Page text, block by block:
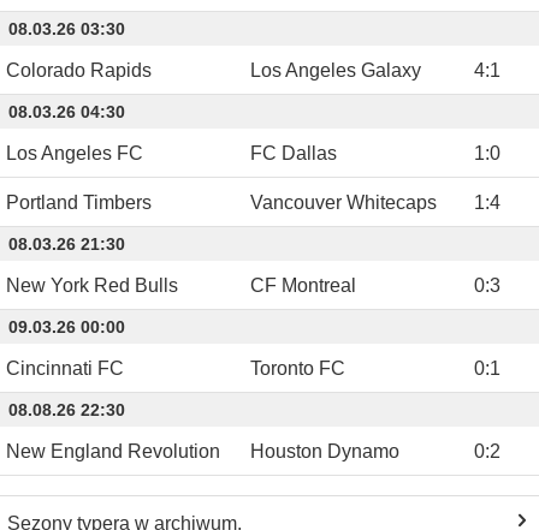
08.03.26 03:30
Colorado Rapids Los Angeles Galaxy 4:1
08.03.26 04:30
Los Angeles FC FC Dallas 1:0
Portland Timbers Vancouver Whitecaps 1:4
08.03.26 21:30
New York Red Bulls CF Montreal 0:3
09.03.26 00:00
Cincinnati FC Toronto FC 0:1
08.08.26 22:30
New England Revolution Houston Dynamo 0:2
Sezony typera w archiwum.